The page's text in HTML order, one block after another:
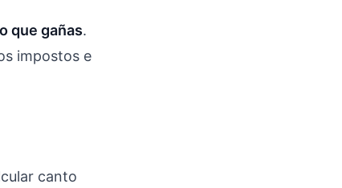
que gañas.
impostos e
canto